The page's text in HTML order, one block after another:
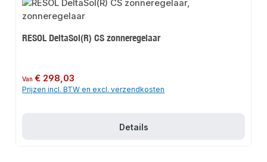
RESOL DeltaSol(R) CS zonneregelaar
Normale prijs:
Van€ 298,03
Prijzen incl. BTW en excl. verzendkosten
Details